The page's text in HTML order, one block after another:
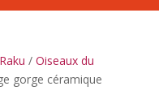
/ Oiseaux du
gorge céramique